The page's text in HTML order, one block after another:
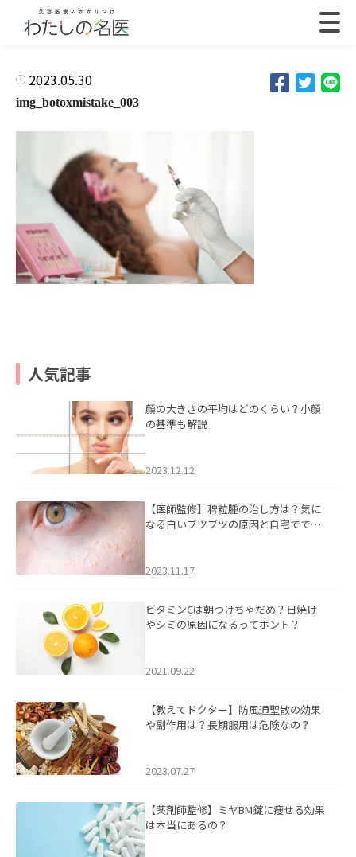
2023.05.30
img_botoxmistake_003
人気記事
顔の大きさの平均はどのくらい？小顔
の基準も解説
2023.12.12
【医師監修】稗粒腫の治し方は？気に
なる白いブツブツの原因と自宅ででき
2023.11.17
ビタミンCは朝つけちゃだめ？日焼け
やシミの原因になるってホント？
2021.09.22
【教えてドクター】防風通聖散の効果
や副作用は？長期服用は危険なの？
2023.07.27
【薬剤師監修】ミヤBM錠に痩せる効果
は本当にあるの？